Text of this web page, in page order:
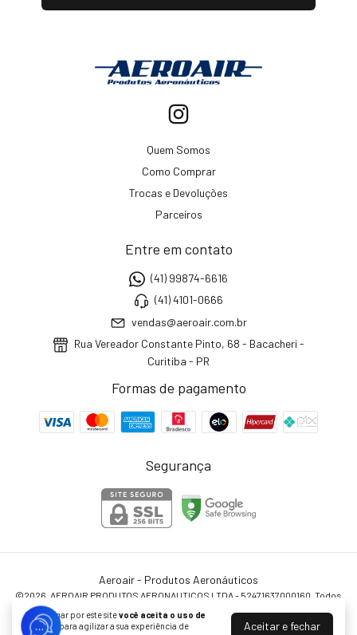
Ao navegar por este sitevocê aceita o uso de
cookies
para agilizar a sua experiência de
Aceitar e fechar
Quem Somos
Como Comprar
Trocas e Devoluções
Parceiros
Entre em contato
(41) 99874-6616
(41) 4101-0666
vendas@aeroair.com.br
Rua Vereador Constante Pinto, 68 - Bacacheri -
Curitiba - PR
Formas de pagamento
Segurança
Aeroair - Produtos Aeronáuticos
©2026. AEROAIR PRODUTOS AERONAUTICOS LTDA - 52471637000160. Todos